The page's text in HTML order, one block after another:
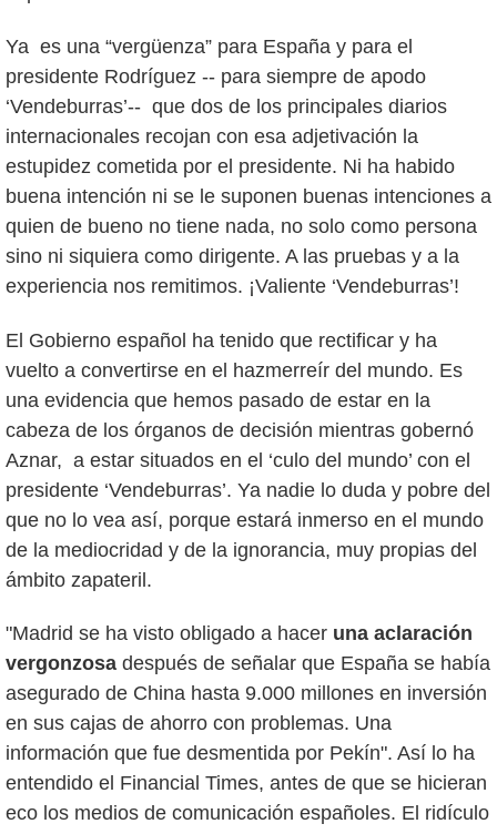
Ya es una “vergüenza” para España y para el
presidente Rodríguez -- para siempre de apodo
‘Vendeburras’-- que dos de los principales diarios
internacionales recojan con esa adjetivación la
estupidez cometida por el presidente. Ni ha habido
buena intención ni se le suponen buenas intenciones a
quien de bueno no tiene nada, no solo como persona
sino ni siquiera como dirigente. A las pruebas y a la
experiencia nos remitimos. ¡Valiente ‘Vendeburras’!
El Gobierno español ha tenido que rectificar y ha
vuelto a convertirse en el hazmerreír del mundo. Es
una evidencia que hemos pasado de estar en la
cabeza de los órganos de decisión mientras gobernó
Aznar, a estar situados en el ‘culo del mundo’ con el
presidente ‘Vendeburras’. Ya nadie lo duda y pobre del
que no lo vea así, porque estará inmerso en el mundo
de la mediocridad y de la ignorancia, muy propias del
ámbito zapateril.
"Madrid se ha visto obligado a hacer una aclaración
vergonzosa después de señalar que España se había
asegurado de China hasta 9.000 millones en inversión
en sus cajas de ahorro con problemas. Una
información que fue desmentida por Pekín". Así lo ha
entendido el Financial Times, antes de que se hicieran
eco los medios de comunicación españoles. El ridículo